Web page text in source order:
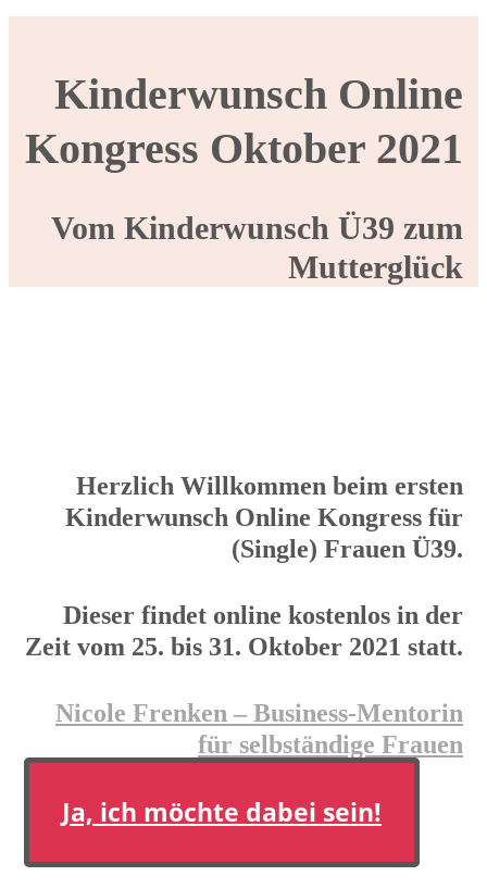
Kinderwunsch Online
Kongress Oktober 2021
Vom Kinderwunsch Ü39 zum
Mutterglück
Herzlich Willkommen beim ersten
Kinderwunsch Online Kongress für
(Single) Frauen Ü39.
Dieser findet online kostenlos in der
Zeit vom 25. bis 31. Oktober 2021 statt.
Nicole Frenken – Business-Mentorin
für selbständige Frauen
Ja, ich möchte dabei sein!